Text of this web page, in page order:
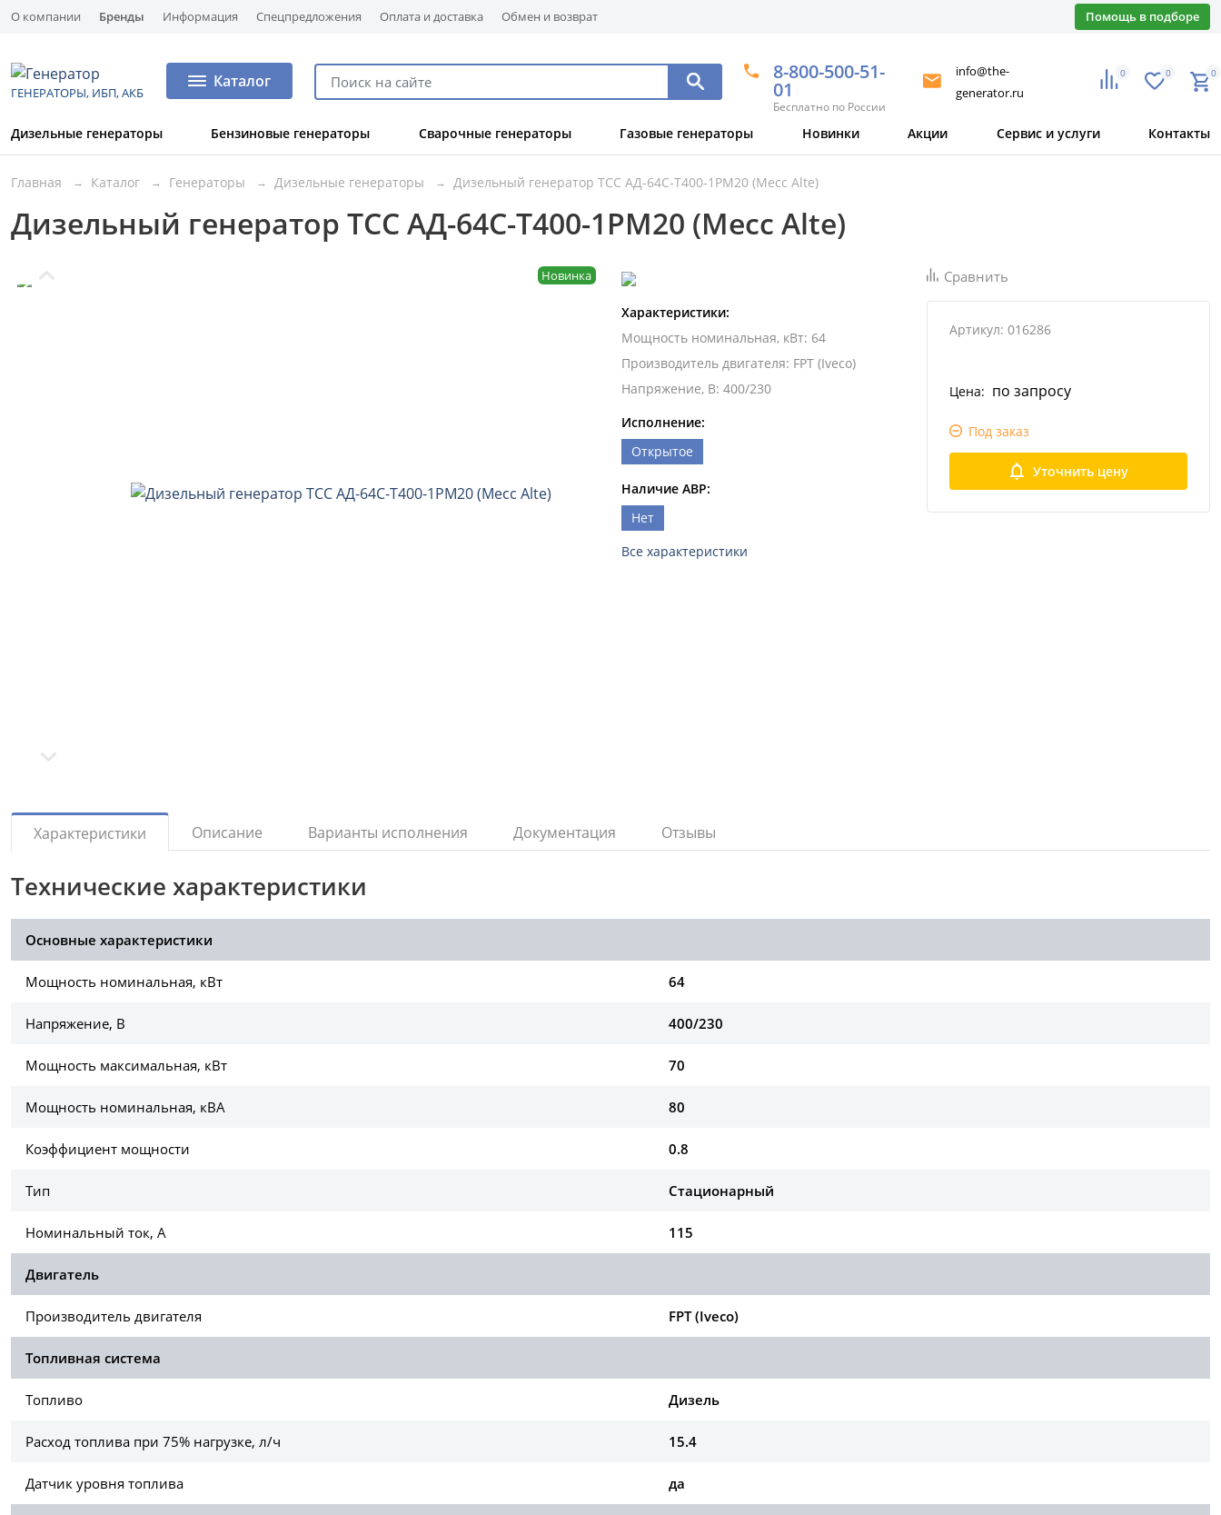
О компании Бренды Информация Спецпредложения Оплата и доставка Обмен и возврат Помощь в подборе
ГЕНЕРАТОРЫ, ИБП, АКБ
Каталог 8-800-500-51-
01
Бесплатно по России
info@the-
generator.ru
0 0 0
Дизельные генераторы Бензиновые генераторы Сварочные генераторы Газовые генераторы Новинки Акции Сервис и услуги Контакты
Главная Каталог Генераторы Дизельные генераторы Дизельный генератор ТСС АД-64С-Т400-1РМ20 (Mecc Alte)
Дизельный генератор ТСС АД-64С-Т400-1РМ20 (Mecc Alte)
Новинка
Характеристики:
Мощность номинальная, кВт: 64
Производитель двигателя: FPT (Iveco)
Напряжение, В: 400/230
Исполнение:
Открытое
Наличие АВР:
Нет
Все характеристики
Сравнить
Артикул: 016286
Цена: по запросу
Под заказ
Уточнить цену
Характеристики Описание Варианты исполнения Документация Отзывы
Технические характеристики
Основные характеристики
Мощность номинальная, кВт 64
Напряжение, В 400/230
Мощность максимальная, кВт 70
Мощность номинальная, кВА 80
Коэффициент мощности 0.8
Тип Стационарный
Номинальный ток, А 115
Двигатель
Производитель двигателя FPT (Iveco)
Топливная система
Топливо Дизель
Расход топлива при 75% нагрузке, л/ч 15.4
Датчик уровня топлива да